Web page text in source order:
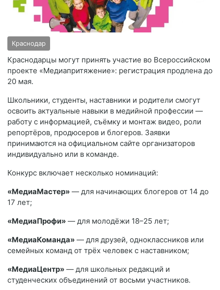
Краснодар
Краснодарцы могут принять участие во Всероссийском
проекте «Медиапритяжение»: регистрация продлена до
20 мая.
Школьники, студенты, наставники и родители смогут
освоить актуальные навыки в медийной профессии —
работу с информацией, съёмку и монтаж видео, роли
репортёров, продюсеров и блогеров. Заявки
принимаются на официальном сайте организаторов
индивидуально или в команде.
Конкурс включает несколько номинаций:
«МедиаМастер» — для начинающих блогеров от 14 до
17 лет;
«МедиаПрофи» — для молодёжи 18–25 лет;
«МедиаКоманда» — для друзей, одноклассников или
семейных команд от трёх человек с наставником;
«МедиаЦентр» — для школьных редакций и
студенческих объединений от восьми участников.